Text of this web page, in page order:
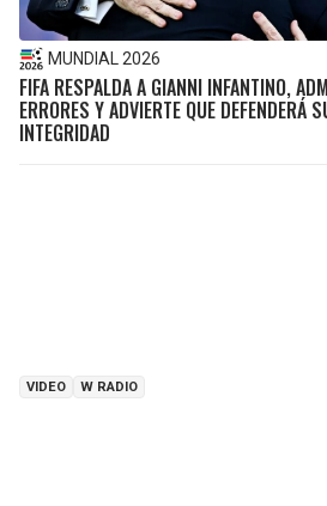
MUNDIAL 2026
FIFA RESPALDA A GIANNI INFANTINO,
ERRORES Y ADVIERTE QUE DEFENDERÁ
INTEGRIDAD
VIDEO W RADIO